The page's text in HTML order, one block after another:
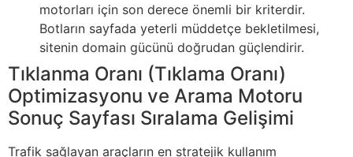
motorları için son derece önemli bir kriterdir.
Botların sayfada yeterli müddetçe bekletilmesi,
sitenin domain gücünü doğrudan güçlendirir.
Tıklanma Oranı (Tıklama Oranı)
Optimizasyonu ve Arama Motoru
Sonuç Sayfası Sıralama Gelişimi
Trafik sağlayan araçların en stratejik kullanım